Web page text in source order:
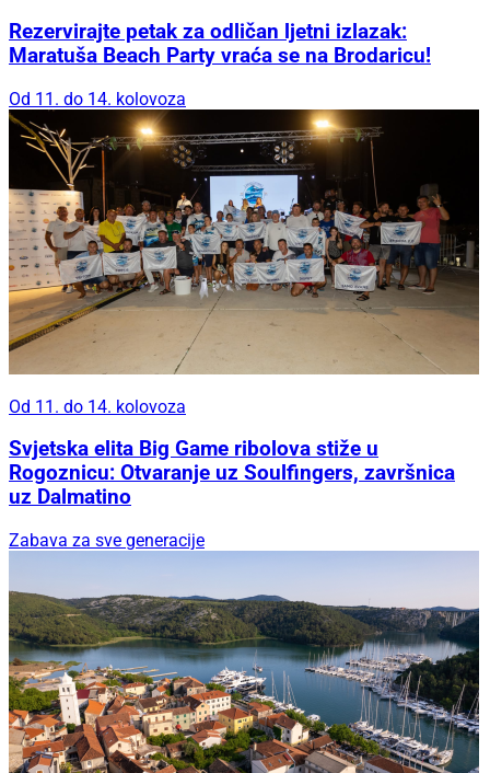
Rezervirajte petak za odličan ljetni izlazak:
Maratuša Beach Party vraća se na Brodaricu!
Od 11. do 14. kolovoza
Od 11. do 14. kolovoza
Svjetska elita Big Game ribolova stiže u
Rogoznicu: Otvaranje uz Soulfingers, završnica
uz Dalmatino
Zabava za sve generacije